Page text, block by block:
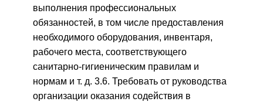
выполнения профессиональных
обязанностей, в том числе предоставления
необходимого оборудования, инвентаря,
рабочего места, соответствующего
санитарно-гигиеническим правилам и
нормам и т. д. 3.6. Требовать от руководства
организации оказания содействия в